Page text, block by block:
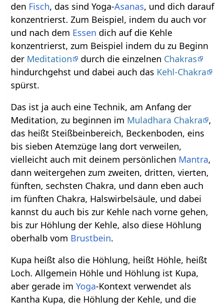
den Fisch, das sind Yoga-Asanas, und dich darauf
konzentrierst. Zum Beispiel, indem du auch vor
und nach dem Essen dich auf die Kehle
konzentrierst, zum Beispiel indem du zu Beginn
der Meditation durch die einzelnen Chakras
hindurchgehst und dabei auch das Kehl-Chakra
spürst.
Das ist ja auch eine Technik, am Anfang der
Meditation, zu beginnen im Muladhara Chakra
,
das heißt Steißbeinbereich, Beckenboden, eins
bis sieben Atemzüge lang dort verweilen,
vielleicht auch mit deinem persönlichen Mantra,
dann weitergehen zum zweiten, dritten, vierten,
fünften, sechsten Chakra, und dann eben auch
im fünften Chakra, Halswirbelsäule, und dabei
kannst du auch bis zur Kehle nach vorne gehen,
bis zur Höhlung der Kehle, also diese Höhlung
oberhalb vom Brustbein.
Kupa heißt also die Höhlung, heißt Höhle, heißt
Loch. Allgemein Höhle und Höhlung ist Kupa,
aber gerade imYoga-Kontext verwendet als
Kantha Kupa, die Höhlung der Kehle, und die